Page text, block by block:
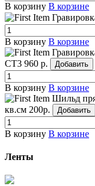
В корзину В корзине
В корзину В корзине
СТ3 960 р. Добавить
В корзину В корзине
Шильд
кв.см 200р. Добавить
В корзину В корзине
Ленты